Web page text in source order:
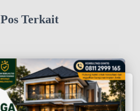
Pos Terkait